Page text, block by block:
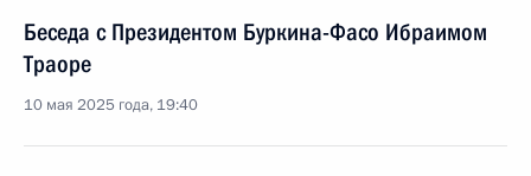
Беседа с Президентом Буркина-Фасо Ибраимом
Траоре
10 мая 2025 года, 19:40